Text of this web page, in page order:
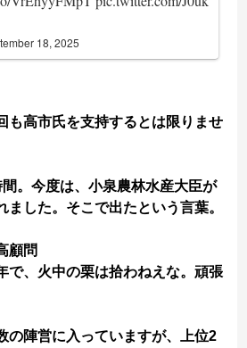
18, 2025
も高市氏を支持するとは限りませ
。今度は、小泉農林水産大臣が
ました。そこで出たという言葉。
顧問
で、火中の栗は拾わねえな。頑張
の陣営に入っていますが、上位2